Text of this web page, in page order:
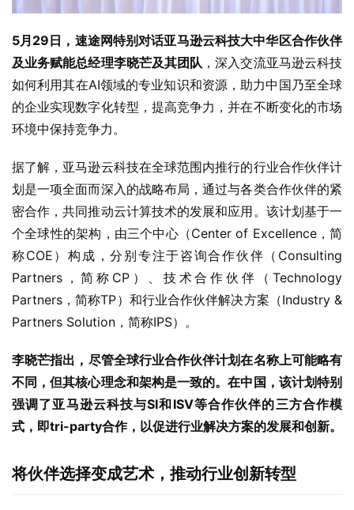
5月29日 ，速途网特别对话亚马逊云科技大中华区合作伙伴
及业务赋能总经理李晓芒及其团队 ，深入交流亚马逊云科技
如何利用其在AI领域的专业知识和资源，助力中国乃至全球
的企业实现数字化转型，提高竞争力，并在不断变化的市场
环境中保持竞争力。
据了解，亚马逊云科技在全球范围内推行的行业合作伙伴计
划是一项全面而深入的战略布局，通过与各类合作伙伴的紧
密合作，共同推动云计算技术的发展和应用。该计划基于一
个全球性的架构，由三个中心（Center of Excellence，简
称COE）构成，分别专注于咨询合作伙伴（Consulting
Partners，简称CP）、技术合作伙伴（Technology
Partners，简称TP）和行业合作伙伴解决方案（Industry &
Partners Solution，简称IPS）。
李晓芒指出 ，尽管全球行业合作伙伴计划在名称上可能略有
不同，但其核心理念和架构是一致的。在中国，该计划特别
强调了亚马逊云科技与SI和ISV等合作伙伴的三方合作模
式，即tri-party合作，以促进行业解决方案的发展和创新。
将伙伴选择变成艺术， 推动行业创新转型